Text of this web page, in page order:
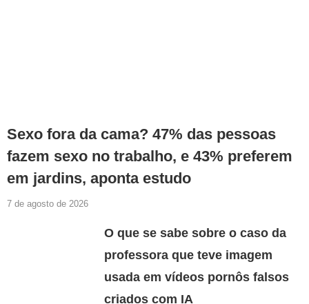
Sexo fora da cama? 47% das pessoas
fazem sexo no trabalho, e 43% preferem
em jardins, aponta estudo
7 de agosto de 2026
O que se sabe sobre o caso da
professora que teve imagem
usada em vídeos pornôs falsos
criados com IA